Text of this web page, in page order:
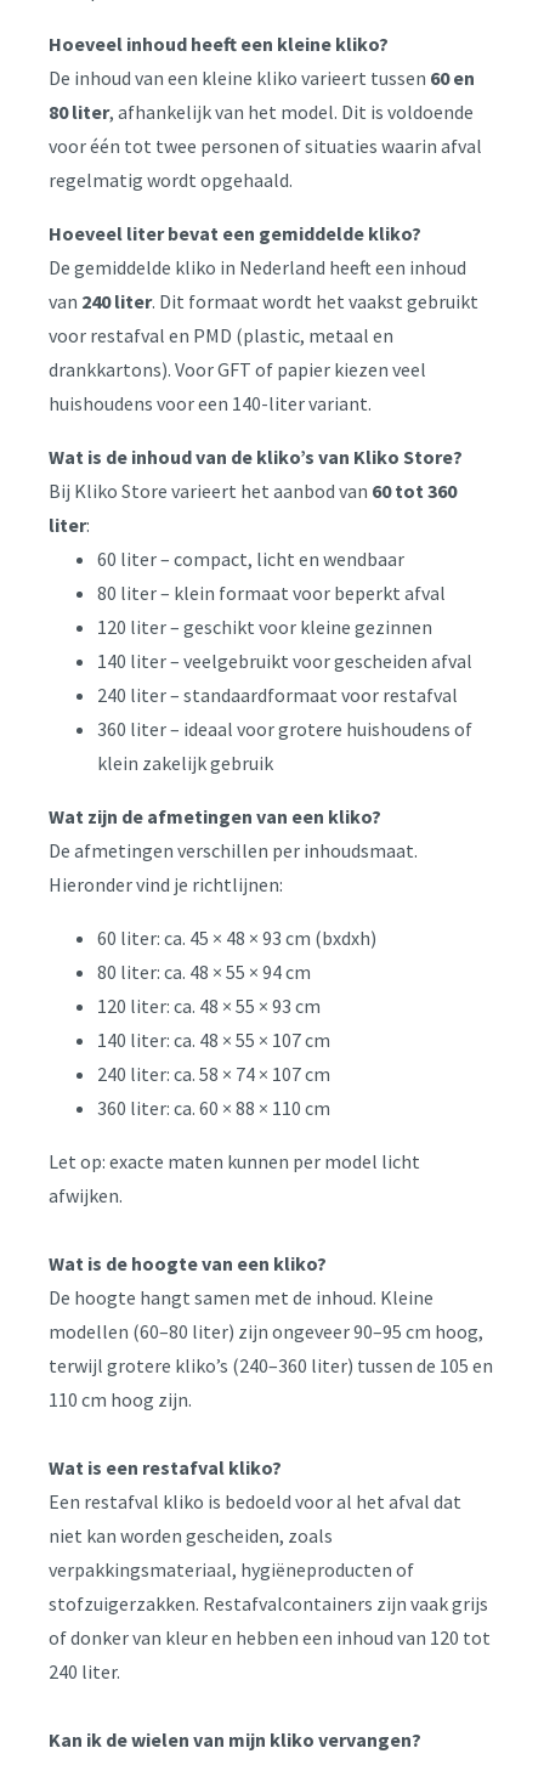
Hoeveel inhoud heeft een kleine kliko?
De inhoud van een kleine kliko varieert tussen 60 en
80 liter, afhankelijk van het model. Dit is voldoende
voor één tot twee personen of situaties waarin afval
regelmatig wordt opgehaald.
Hoeveel liter bevat een gemiddelde kliko?
De gemiddelde kliko in Nederland heeft een inhoud
van 240 liter. Dit formaat wordt het vaakst gebruikt
voor restafval en PMD (plastic, metaal en
drankkartons). Voor GFT of papier kiezen veel
huishoudens voor een 140-liter variant.
Wat is de inhoud van de kliko’s van Kliko Store?
Bij Kliko Store varieert het aanbod van 60 tot 360
liter:
60 liter – compact, licht en wendbaar
80 liter – klein formaat voor beperkt afval
120 liter – geschikt voor kleine gezinnen
140 liter – veelgebruikt voor gescheiden afval
240 liter – standaardformaat voor restafval
360 liter – ideaal voor grotere huishoudens of
klein zakelijk gebruik
Wat zijn de afmetingen van een kliko?
De afmetingen verschillen per inhoudsmaat.
Hieronder vind je richtlijnen:
60 liter: ca. 45 × 48 × 93 cm (bxdxh)
80 liter: ca. 48 × 55 × 94 cm
120 liter: ca. 48 × 55 × 93 cm
140 liter: ca. 48 × 55 × 107 cm
240 liter: ca. 58 × 74 × 107 cm
360 liter: ca. 60 × 88 × 110 cm
Let op: exacte maten kunnen per model licht
afwijken.
Wat is de hoogte van een kliko?
De hoogte hangt samen met de inhoud. Kleine
modellen (60–80 liter) zijn ongeveer 90–95 cm hoog,
terwijl grotere kliko’s (240–360 liter) tussen de 105 en
110 cm hoog zijn.
Wat is een restafval kliko?
Een restafval kliko is bedoeld voor al het afval dat
niet kan worden gescheiden, zoals
verpakkingsmateriaal, hygiëneproducten of
stofzuigerzakken. Restafvalcontainers zijn vaak grijs
of donker van kleur en hebben een inhoud van 120 tot
240 liter.
Kan ik de wielen van mijn kliko vervangen?